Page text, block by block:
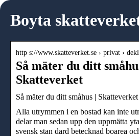
Boyta
http s://www.skatteverket.se › privat ›
Så mäter du ditt
Skatteverket
Så mäter du ditt småhus | Skatteverket
Alla utrymmen i en bostad kan inte
delar man sedan upp den uppmätta
svensk stan dard betecknad boarea